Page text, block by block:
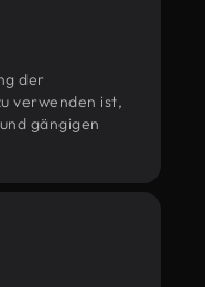
der
verwenden ist,
gängigen